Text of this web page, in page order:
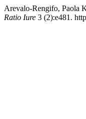
Arevalo-Rengifo, Paola
Ratio Iure 3 (2):e481.